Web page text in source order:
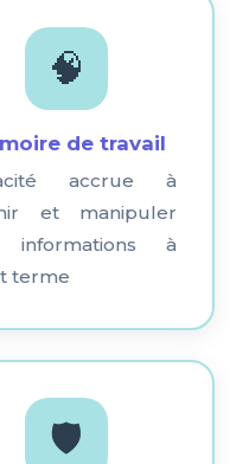
🧠
de travail
accrue à
et manipuler
informations à
terme
🛡️